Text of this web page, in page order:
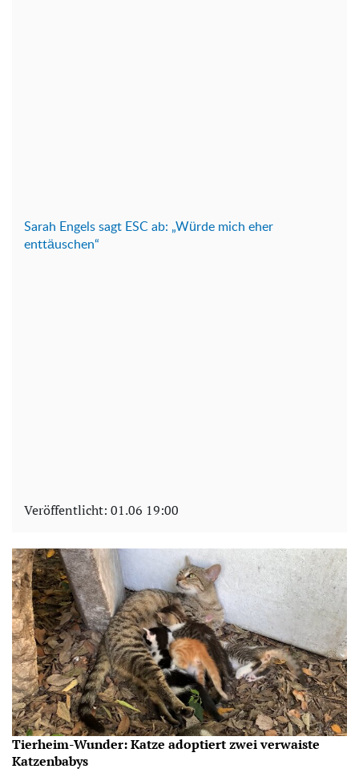
Sarah Engels sagt ESC ab: „Würde mich eher
enttäuschen“
Veröffentlicht: 01.06 19:00
Tierheim-Wunder: Katze adoptiert zwei verwaiste
Katzenbabys